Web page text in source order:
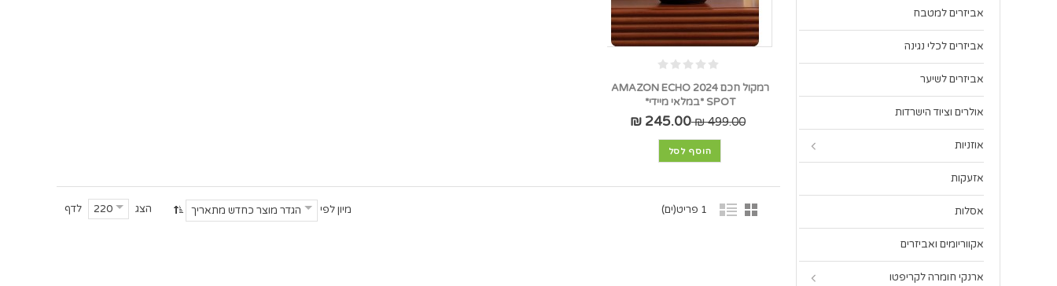
רמקול חכם 2024 AMAZON ECHO
SPOT *במלאי מיידי*
499.00 ₪
245.00 ₪
הוסף לסל
1 פריט(ים) הצג 220 לדף מיון לפי הגדר מוצר כחדש מתאריך
אביזרים למטבח
אביזרים לכלי נגינה
אביזרים לשיער
אולרים וציוד הישרדות
אוזניות
אזעקות
אסלות
אקווריומים ואביזרים
ארנקי חומרה לקריפטו